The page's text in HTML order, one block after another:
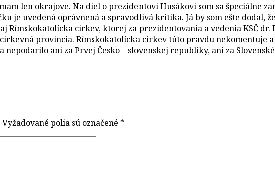
len okrajove. Na diel o prezidentovi Husákovi som sa špeciálne
je uvedená oprávnená a spravodlivá kritika. Já by som ešte dodal,
Rímskokatolícka cirkev, ktorej za prezidentovania a vedenia KSČ
provincia. Rímskokatolícka cirkev túto pravdu
ani za Prvej Česko – slovenskej republiky, ani za
Vyžadované polia sú označené *